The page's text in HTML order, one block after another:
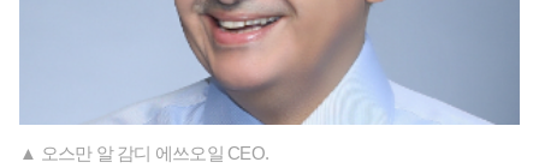
▲ 오스만 알 감디 에쓰오일 CEO.